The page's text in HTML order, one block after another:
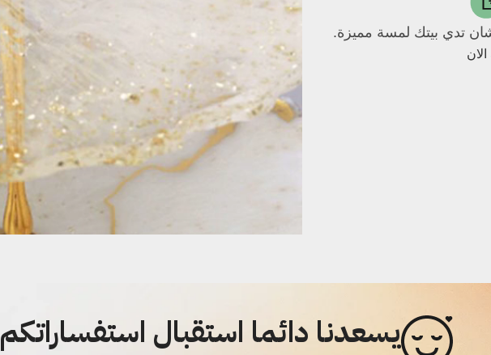
تدي بيتك لمسة مميزة.
يسعدنا دائما استقبال استفساراتكم